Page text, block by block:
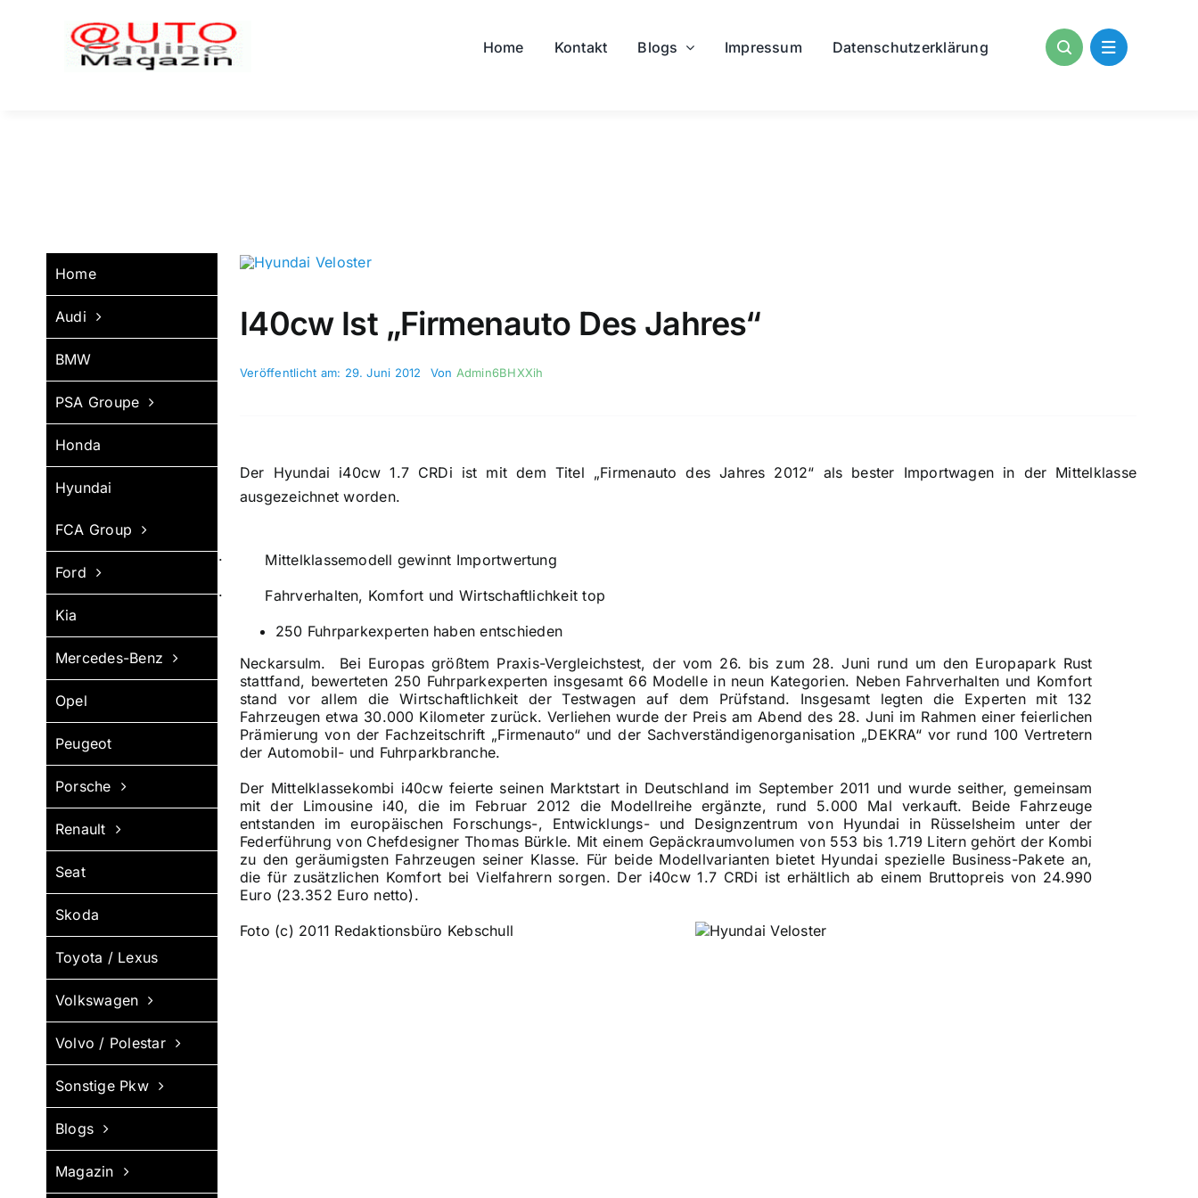
Home Kontakt Blogs Impressum Datenschutzerklärung
Home
Audi
BMW
PSA Groupe
Honda
Hyundai
FCA Group
Ford
Kia
Mercedes-Benz
Opel
Peugeot
Porsche
Renault
Seat
Skoda
Toyota / Lexus
Volkswagen
Volvo / Polestar
Sonstige Pkw
Blogs
Magazin
I40cw Ist „Firmenauto Des Jahres“
Veröffentlicht am: 29. Juni 2012 Von Admin6BHXXih
Der Hyundai i40cw 1.7 CRDi ist mit dem Titel „Firmenauto des Jahres 2012“ als bester Importwagen in der Mittelklasse
ausgezeichnet worden.
· Mittelklassemodell gewinnt Importwertung
· Fahrverhalten, Komfort und Wirtschaftlichkeit top
250 Fuhrparkexperten haben entschieden
Neckarsulm. Bei Europas größtem Praxis-Vergleichstest, der vom 26. bis zum 28. Juni rund um den Europapark Rust
stattfand, bewerteten 250 Fuhrparkexperten insgesamt 66 Modelle in neun Kategorien. Neben Fahrverhalten und Komfort
stand vor allem die Wirtschaftlichkeit der Testwagen auf dem Prüfstand. Insgesamt legten die Experten mit 132
Fahrzeugen etwa 30.000 Kilometer zurück. Verliehen wurde der Preis am Abend des 28. Juni im Rahmen einer feierlichen
Prämierung von der Fachzeitschrift „Firmenauto“ und der Sachverständigenorganisation „DEKRA“ vor rund 100 Vertretern
der Automobil- und Fuhrparkbranche.
Der Mittelklassekombi i40cw feierte seinen Marktstart in Deutschland im September 2011 und wurde seither, gemeinsam
mit der Limousine i40, die im Februar 2012 die Modellreihe ergänzte, rund 5.000 Mal verkauft. Beide Fahrzeuge
entstanden im europäischen Forschungs-, Entwicklungs- und Designzentrum von Hyundai in Rüsselsheim unter der
Federführung von Chefdesigner Thomas Bürkle. Mit einem Gepäckraumvolumen von 553 bis 1.719 Litern gehört der Kombi
zu den geräumigsten Fahrzeugen seiner Klasse. Für beide Modellvarianten bietet Hyundai spezielle Business-Pakete an,
die für zusätzlichen Komfort bei Vielfahrern sorgen. Der i40cw 1.7 CRDi ist erhältlich ab einem Bruttopreis von 24.990
Euro (23.352 Euro netto).
Foto (c) 2011 Redaktionsbüro Kebschull